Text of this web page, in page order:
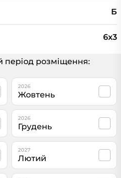
Б
6x3
період розміщення:
2026
Жовтень
2026
Грудень
2027
Лютий